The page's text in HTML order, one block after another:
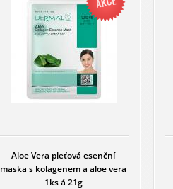
Aloe Vera pleťová esenční
maska s kolagenem a aloe vera
1ks á 21g